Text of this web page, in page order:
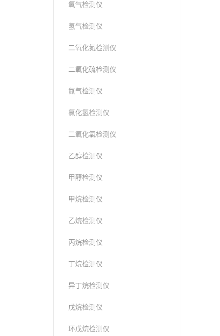
氧气检测仪
氢气检测仪
二氧化氮检测仪
二氧化硫检测仪
氮气检测仪
氯化氢检测仪
二氧化氯检测仪
乙醇检测仪
甲醇检测仪
甲烷检测仪
乙烷检测仪
丙烷检测仪
丁烷检测仪
异丁烷检测仪
戊烷检测仪
环戊烷检测仪